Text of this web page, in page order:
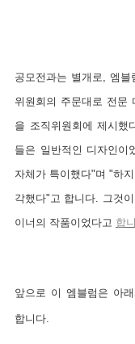
공모전과는 별개로, 엠
위원회의 주문대로 전문
을 조직위원회에 제시했
들은 일반적인 디자인이
자체가 특이했다"며 "하
각했다"고 합니다. 그것
이너의 작품이었다고 합
앞으로 이 엠블럼은 아
합니다.